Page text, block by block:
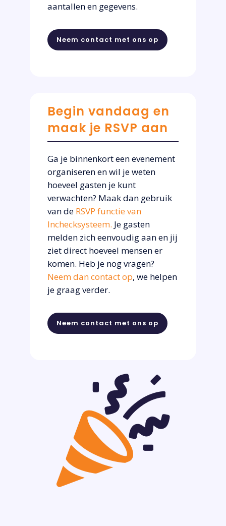
aantallen en gegevens.
Neem contact met ons op
Begin vandaag en
maak je RSVP aan
Ga je binnenkort een evenement
organiseren en wil je weten
hoeveel gasten je kunt
verwachten? Maak dan gebruik
van de RSVP functie van
Inchecksysteem. Je gasten
melden zich eenvoudig aan en jij
ziet direct hoeveel mensen er
komen. Heb je nog vragen?
Neem dan contact op, we helpen
je graag verder.
Neem contact met ons op